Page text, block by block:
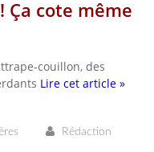
cote même
couillon, des
Lire cet article »
Rédaction